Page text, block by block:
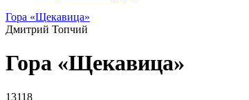
Гора «Щекавица»
Дмитрий Топчий
Гора «Щекавица»
13118